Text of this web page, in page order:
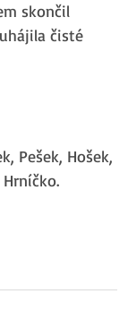
skončil
čisté
Pešek, Hošek,